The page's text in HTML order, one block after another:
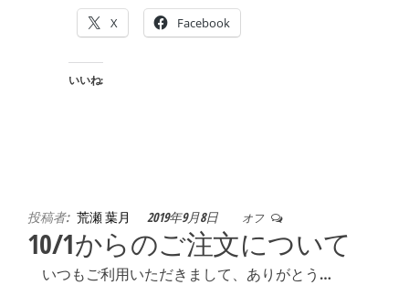
X Facebook
いいね:
投稿者: 荒瀬 葉月 2019年9月8日 オフ
10/1からのご注文について
いつもご利用いただきまして、ありがとう…